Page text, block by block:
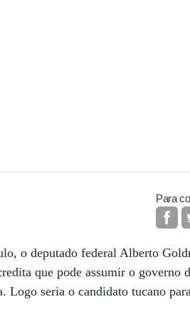
Para
o deputado federal Alberto
que pode assumir o governo
Logo seria o candidato tucano